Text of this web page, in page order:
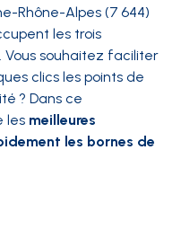
Rhône-Alpes (7 644)
les trois
souhaitez faciliter
clics les points de
? Dans ce
les meilleures
les bornes de